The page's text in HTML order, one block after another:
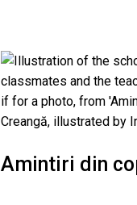
Amintiri din